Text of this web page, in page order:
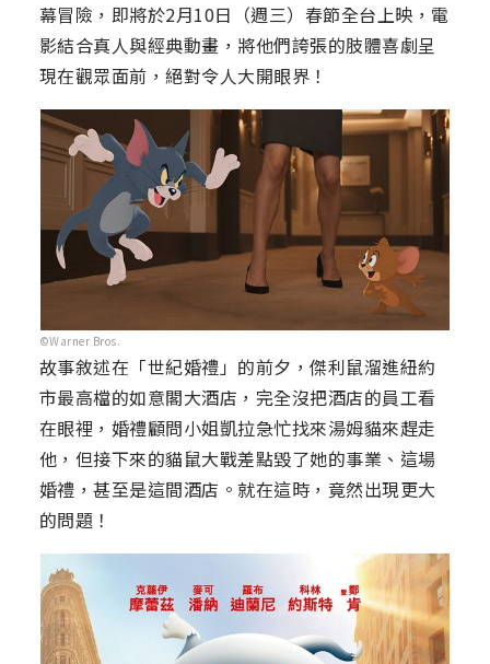
幕冒險，即將於2月10日（週三）春節全台上映，電
影結合真人與經典動畫，將他們誇張的肢體喜劇呈
現在觀眾面前，絕對令人大開眼界！
©Warner Bros.
故事敘述在「世紀婚禮」的前夕，傑利鼠溜進紐約
市最高檔的如意閣大酒店，完全沒把酒店的員工看
在眼裡，婚禮顧問小姐凱拉急忙找來湯姆貓來趕走
他，但接下來的貓鼠大戰差點毀了她的事業、這場
婚禮，甚至是這間酒店。就在這時，竟然出現更大
的問題！